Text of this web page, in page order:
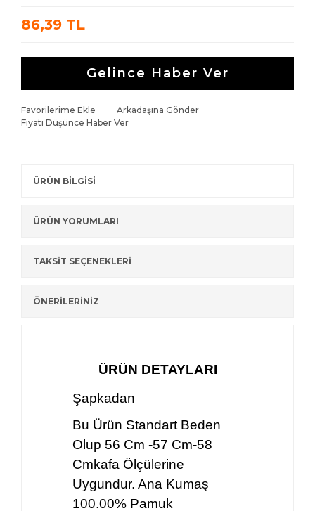
86,39 TL
Gelince Haber Ver
Favorilerime Ekle
Arkadaşına Gönder
Fiyatı Düşünce Haber Ver
ÜRÜN BİLGİSİ
ÜRÜN YORUMLARI
TAKSİT SEÇENEKLERİ
ÖNERİLERİNİZ
ÜRÜN DETAYLARI
Şapkadan
Bu Ürün Standart Beden
Olup 56 Cm -57 Cm-58
Cmkafa Ölçülerine
Uygundur. Ana Kumaş
100.00% Pamuk